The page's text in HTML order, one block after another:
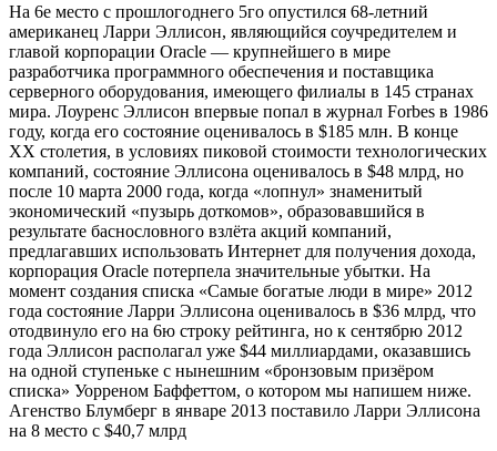
На 6е место с прошлогоднего 5го опустился 68-летний
американец Ларри Эллисон, являющийся соучредителем и
главой корпорации Oracle — крупнейшего в мире
разработчика программного обеспечения и поставщика
серверного оборудования, имеющего филиалы в 145 странах
мира. Лоуренс Эллисон впервые попал в журнал Forbes в 1986
году, когда его состояние оценивалось в $185 млн. В конце
XX столетия, в условиях пиковой стоимости технологических
компаний, состояние Эллисона оценивалось в $48 млрд, но
после 10 марта 2000 года, когда «лопнул» знаменитый
экономический «пузырь доткомов», образовавшийся в
результате баснословного взлёта акций компаний,
предлагавших использовать Интернет для получения дохода,
корпорация Oracle потерпела значительные убытки. На
момент создания списка «Самые богатые люди в мире» 2012
года состояние Ларри Эллисона оценивалось в $36 млрд, что
отодвинуло его на 6ю строку рейтинга, но к сентябрю 2012
года Эллисон располагал уже $44 миллиардами, оказавшись
на одной ступеньке с нынешним «бронзовым призёром
списка» Уорреном Баффеттом, о котором мы напишем ниже.
Агенство Блумберг в январе 2013 поставило Ларри Эллисона
на 8 место с $40,7 млрд